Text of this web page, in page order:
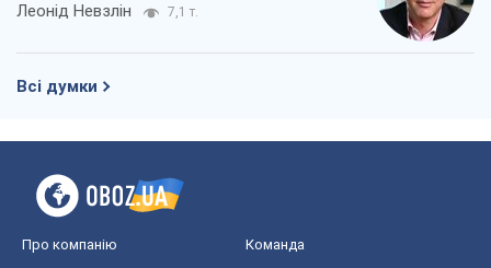
Леонід Невзлін 7,1 т.
Всі думки
Про компанію Команда